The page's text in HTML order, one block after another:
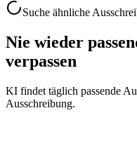
Suche ähnliche
Nie wieder
verpassen
KI findet täglich passende
Ausschreibung.